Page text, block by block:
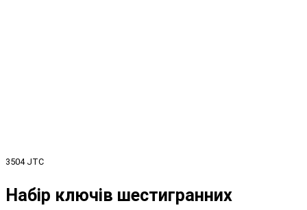
3504 JTC
Набір ключів шестигранних